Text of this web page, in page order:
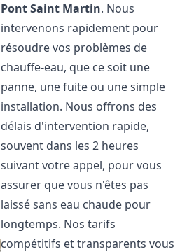
Pont Saint Martin. Nous
intervenons rapidement pour
résoudre vos problèmes de
chauffe-eau, que ce soit une
panne, une fuite ou une simple
installation. Nous offrons des
délais d'intervention rapide,
souvent dans les 2 heures
suivant votre appel, pour vous
assurer que vous n'êtes pas
laissé sans eau chaude pour
longtemps. Nos tarifs
compétitifs et transparents vous